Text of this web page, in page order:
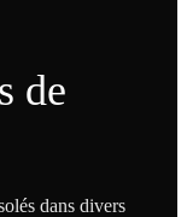
de
dans divers